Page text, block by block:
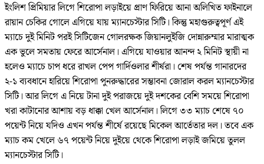
ইংলিশ প্রিমিয়ার লিগে শিরোপা লড়াইয়ে প্রাণ ফিরিয়ে আনা অলিখিত ফাইনালে
রায়ান চেকির গোলে এগিয়ে যায় ম্যানচেস্টার সিটি। কিন্তু মহাগুরুত্বপূর্ণ এই
ম্যাচে দুই মিনিট পরই সিটিজেন গোলরক্ষক জিয়ানলুইজি দোন্নারুম্মার মারাত্মক
এক ভুলে সমতায় ফেরে আর্সেনাল। এগিয়ে যাওয়ার আনন্দ ২ মিনিট স্থায়ী না
হলেও ম্যাচে চাপ ধরে রাখল পেপ গার্দিওলার শীর্ষরা। শেষ পর্যন্ত গানারদের
২-১ ব্যবধানে হারিয়ে শিরোপা পুনরুদ্ধারের সম্ভাবনা জোরাল করল ম্যানচেস্টার
সিটি। আর লিগে এ নিয়ে টানা দুই পরাজয়ে দুই দশকের বেশি সময়ে শিরোপা
খরা কাটানোর আশায় বড় ধাক্কা খেল আর্সেনাল। লিগে ৩৩ ম্যাচ শেষে ৭০
পয়েন্ট নিয়ে যদিও এখন পর্যন্ত শীর্ষে রয়েছে মিকেল আর্তেতার দল। তবে এক
ম্যাচ কম খেলে ৬৭ পয়েন্ট নিয়ে দুইয়ে থেকে শিরোপা লড়াই জমিয়ে তুলল
ম্যানচেস্টার সিটি।